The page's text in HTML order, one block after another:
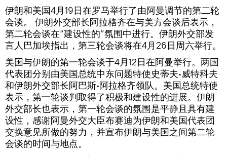
伊朗和美国4月19日在罗马举行了由阿曼调节的第二轮
会谈。 伊朗外交部长阿拉格齐在与美方会谈后表示，
第二轮会谈在“建设性的”氛围中进行。伊朗外交部发
言人巴加埃指出，第三轮会谈将在4月26日周六举行。
美国与伊朗的第一轮会谈于4月12日在阿曼举行。两国
代表团分别由美国总统中东问题特使史蒂夫∙威特科夫
和伊朗外交部长阿巴斯∙阿拉格齐领队。美国总统特使
表示，第一轮谈判取得了积极和建设性的进展。伊朗
外交部长也表示，第一轮会谈的氛围是平静且具有建
设性，感谢阿曼外交大臣布赛迪为伊朗和美国代表团
交换意见所做的努力，并宣布伊朗与美国之间第二轮
会谈的时间与地点。